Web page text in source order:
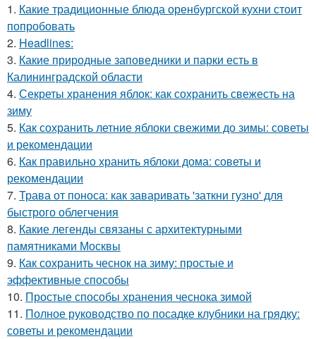
1. Какие традиционные блюда оренбургской кухни стоит
попробовать
2. Headlines:
3. Какие природные заповедники и парки есть в
Калининградской области
4. Секреты хранения яблок: как сохранить свежесть на
зиму
5. Как сохранить летние яблоки свежими до зимы: советы
и рекомендации
6. Как правильно хранить яблоки дома: советы и
рекомендации
7. Трава от поноса: как заваривать 'заткни гузно' для
быстрого облегчения
8. Какие легенды связаны с архитектурными
памятниками Москвы
9. Как сохранить чеснок на зиму: простые и
эффективные способы
10. Простые способы хранения чеснока зимой
11. Полное руководство по посадке клубники на грядку:
советы и рекомендации